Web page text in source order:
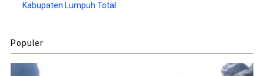
Kabupaten Lumpuh Total
Populer